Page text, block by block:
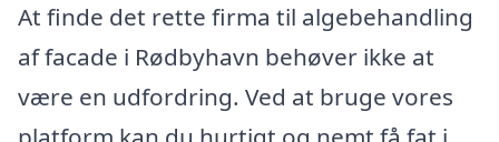
At finde det rette firma til algebehandling
af facade i Rødbyhavn behøver ikke at
være en udfordring. Ved at bruge vores